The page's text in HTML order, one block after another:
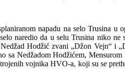
napadu na selo Trusina u
da u selu Trusina niko ne
Hodžić zvani „Džon Vejn“ i
Nedžadom Hodžićem,
vojnika HVO-a, koji su se